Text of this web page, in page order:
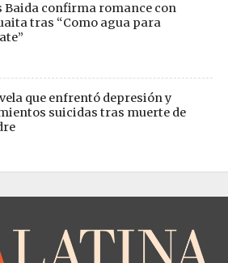
Baida confirma romance con
tras “Como agua para
que enfrentó depresión y
suicidas tras muerte de